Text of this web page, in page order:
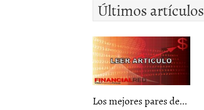
Últimos artículos
Los mejores pares de...